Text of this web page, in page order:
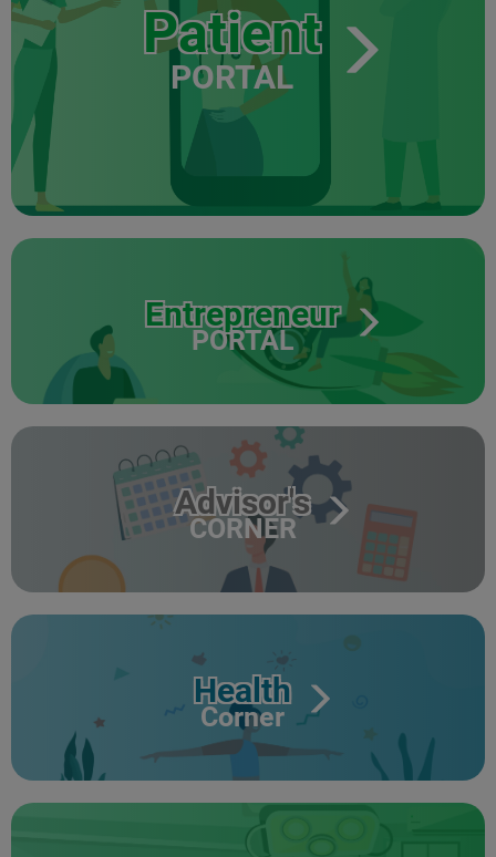
Patient
PORTAL
Entrepreneur
PORTAL
Advisor's
CORNER
Health
Corner